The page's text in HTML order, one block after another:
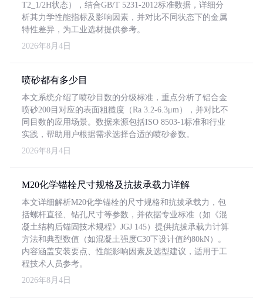
T2_1/2H状态），结合GB/T 5231-2012标准数据，详细分
析其力学性能指标及影响因素，并对比不同状态下的金属
特性差异，为工业选材提供参考。
2026年8月4日
喷砂都有多少目
本文系统介绍了喷砂目数的分级标准，重点分析了铝合金
喷砂200目对应的表面粗糙度（Ra 3.2-6.3μm），并对比不
同目数的应用场景。数据来源包括ISO 8503-1标准和行业
实践，帮助用户根据需求选择合适的喷砂参数。
2026年8月4日
M20化学锚栓尺寸规格及抗拔承载力详解
本文详细解析M20化学锚栓的尺寸规格和抗拔承载力，包
括螺杆直径、钻孔尺寸等参数，并依据专业标准（如《混
凝土结构后锚固技术规程》JGJ 145）提供抗拔承载力计算
方法和典型数值（如混凝土强度C30下设计值约80kN）。
内容涵盖安装要点、性能影响因素及选型建议，适用于工
程技术人员参考。
2026年8月4日